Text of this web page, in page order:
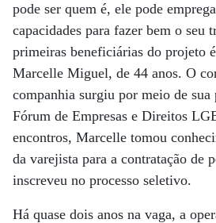
pode ser quem é, ele pode
capacidades para fazer bem o seu
primeiras beneficiárias do projeto
Marcelle Miguel, de 44 anos. O
companhia surgiu por meio de sua
Fórum de Empresas e Direitos
encontros, Marcelle tomou
da varejista para a contratação de
inscreveu no processo seletivo.
Há quase dois anos na vaga, a